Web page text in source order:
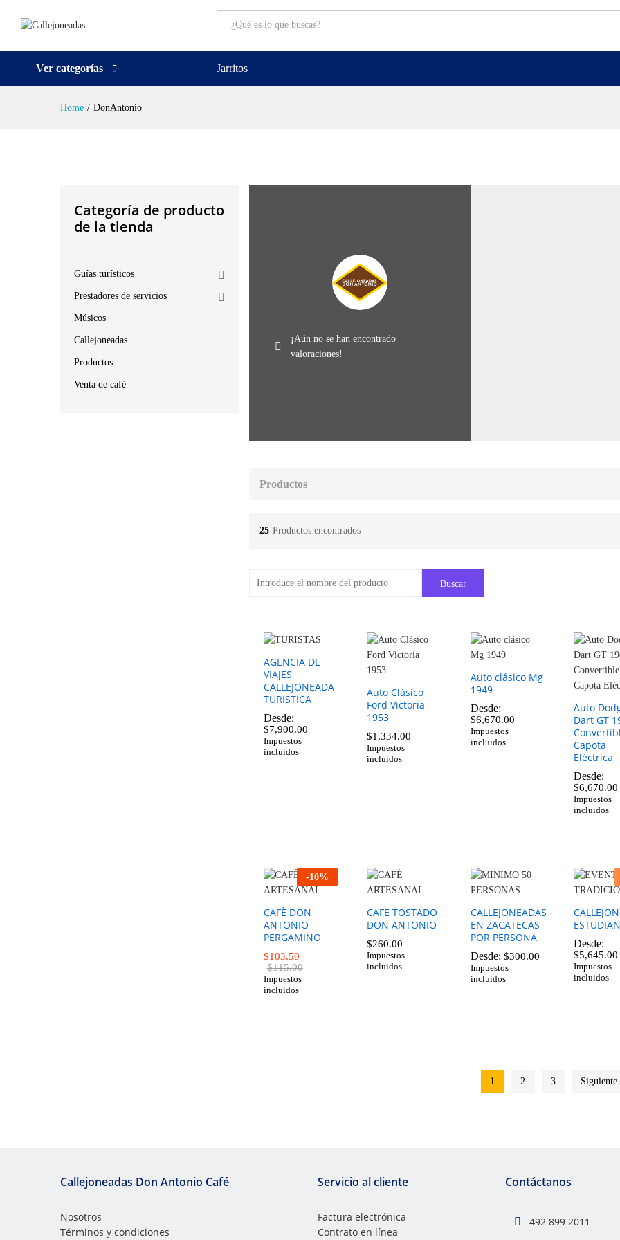
Ver categorías Jarritos
Home / DonAntonio
Categoría de producto
de la tienda
Guías turísticos
Prestadores de servicios
Músicos
Callejoneadas
Productos
Venta de café
¡Aún no se han encontrado
valoraciones!
Productos
25 Productos encontrados
AGENCIA DE
VIAJES
CALLEJONEADA
TURISTICA
Desde:
$7,900.00
Impuestos
incluidos
$7,900.00
Auto Clásico
Ford Victoria
1953
$1,334.00
Impuestos
incluidos
$1,334.00
Auto clásico Mg
1949
Desde:
$6,670.00
Impuestos
incluidos
$6,670.00
Auto
Dart GT
Capota
Eléctrica
Desde:
$6,670.00
Impuestos
incluidos
$6,670.00
-10%
CAFÈ DON
ANTONIO
PERGAMINO
$103.50
$115.00
Impuestos
incluidos
$103.50
$115.00
CAFE TOSTADO
DON ANTONIO
$260.00
Impuestos
incluidos
$260.00
CALLEJONEADAS
EN ZACATECAS
POR PERSONA
Desde: $300.00
Impuestos
incluidos$
Desde:
$5,645.00
Impuestos
incluidos
$5,645.00
1 2 3
Callejoneadas Don Antonio Café
Nosotros
Términos y condiciones
Servicio al cliente
Factura electrónica
Contrato en línea
Contáctanos
492 899 2011